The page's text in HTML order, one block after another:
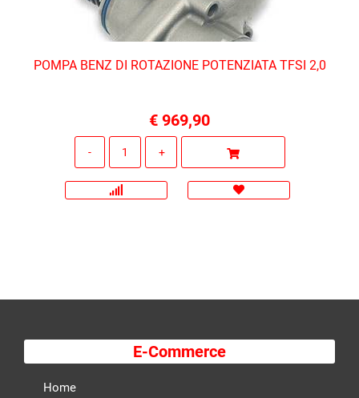
POMPA BENZ DI ROTAZIONE POTENZIATA TFSI 2,0
€ 969,90
E-Commerce
Home